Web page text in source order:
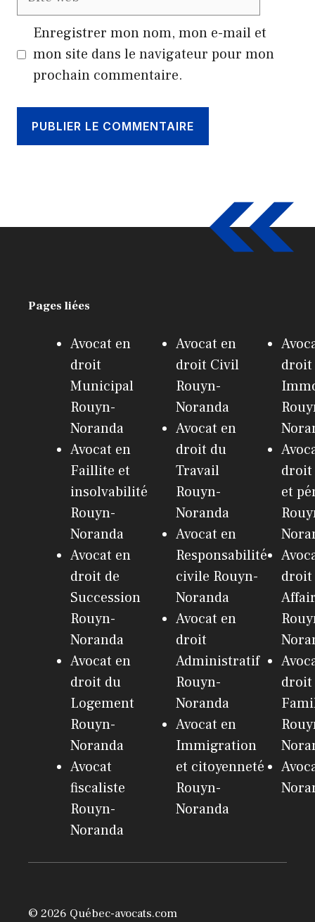
web
Enregistrer mon nom, mon e-mail et
mon site dans le navigateur pour mon
prochain commentaire.
Pages liées
Avocat en
droit
Municipal
Rouyn-
Noranda
Avocat en
Faillite et
insolvabilité
Rouyn-
Noranda
Avocat en
droit de
Succession
Rouyn-
Noranda
Avocat en
droit du
Logement
Rouyn-
Noranda
Avocat
fiscaliste
Rouyn-
Noranda
Avocat en
droit Civil
Rouyn-
Noranda
Avocat en
droit du
Travail
Rouyn-
Noranda
Avocat en
Responsabilité
civile Rouyn-
Noranda
Avocat en
droit
Administratif
Rouyn-
Noranda
Avocat en
Immigration
et citoyenneté
Rouyn-
Noranda
droit
et
droit
droit
© 2026 Québec-avocats.com